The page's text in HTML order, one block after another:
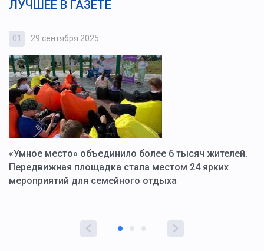
ЛУЧШЕЕ В ГАЗЕТЕ
01 29 сентября 2025
«Умное место» объединило более 6 тысяч жителей.
Передвижная площадка стала местом 24 ярких
мероприятий для семейного отдыха